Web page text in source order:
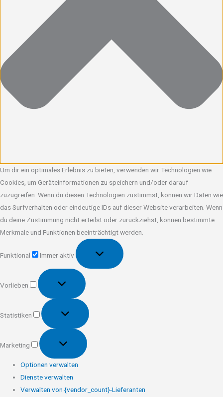
Um dir ein optimales Erlebnis zu bieten, verwenden wir Technologien wie
Cookies, um Geräteinformationen zu speichern und/oder darauf
zuzugreifen. Wenn du diesen Technologien zustimmst, können wir Daten wie
das Surfverhalten oder eindeutige IDs auf dieser Website verarbeiten. Wenn
du deine Zustimmung nicht erteilst oder zurückziehst, können bestimmte
Merkmale und Funktionen beeinträchtigt werden.
Funktional
Immer aktiv
Vorlieben
Vorlieben
Statistiken
Statistiken
Marketing
Marketing
Optionen verwalten
Dienste verwalten
Verwalten von {vendor_count}-Lieferanten